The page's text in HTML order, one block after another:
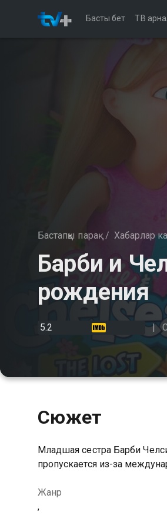
Басты бет ТВ
Бастапқы парақ / Хабарлар
Барби и
рождения
5.2
Сюжет
Младшая сестра Барби
пропускается из-за
Жанр
,